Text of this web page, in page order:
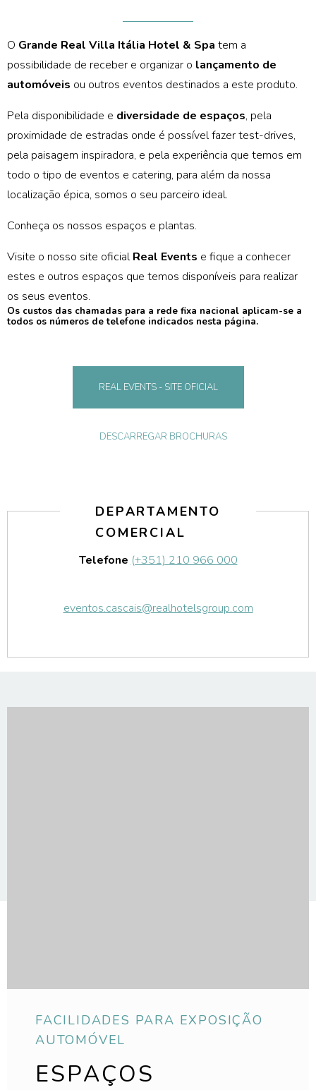
O Grande Real Villa Itália Hotel & Spa tem a
possibilidade de receber e organizar o lançamento de
automóveis ou outros eventos destinados a este produto.
Pela disponibilidade e diversidade de espaços, pela
proximidade de estradas onde é possível fazer test-drives,
pela paisagem inspiradora, e pela experiência que temos em
todo o tipo de eventos e catering, para além da nossa
localização épica, somos o seu parceiro ideal.
Conheça os nossos espaços e plantas.
Visite o nosso site oficialReal Events e fique a conhecer
estes e outros espaços que temos disponíveis para realizar
os seus eventos.
Os custos das chamadas para a rede fixa nacional aplicam-se a
todos os números de telefone indicados nesta página.
REAL EVENTS - SITE OFICIAL
DESCARREGAR BROCHURAS
DEPARTAMENTO
COMERCIAL
Telefone (+351) 210 966 000
eventos.cascais@realhotelsgroup.com
FACILIDADES PARA EXPOSIÇÃO
AUTOMÓVEL
ESPAÇOS